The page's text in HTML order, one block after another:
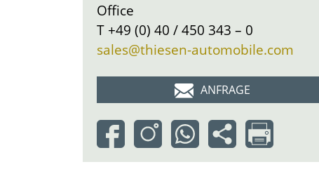
Office
T +49 (0) 40 / 450 343 – 0
sales@thiesen-automobile.com
ANFRAGE